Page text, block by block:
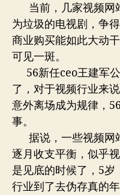
当前，几家视频网
为垃圾的电视剧，争
商业购买能如此大动
可见一斑。
56新任ceo王建军
了，对于视频行业来
意外离场成为规律，
事。
据说，一些视频网
逐月收支平衡，似乎
是见底的时候了，5
行业到了去伪存真的